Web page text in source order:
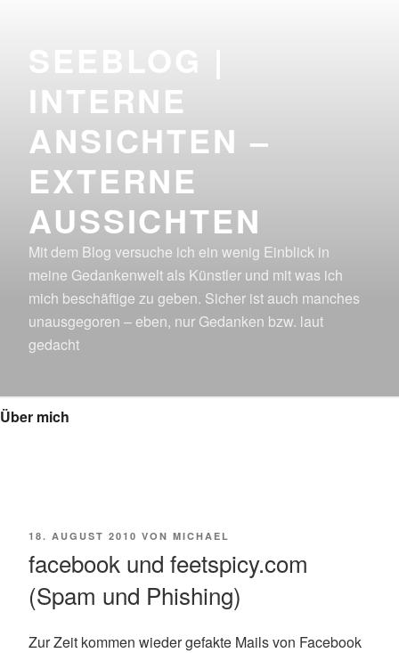
INTERNE
ANSICHTEN –
EXTERNE
AUSSICHTEN
Mit dem Blog versuche ich ein wenig Einblick in
meine Gedankenwelt als Künstler und mit was ich
mich beschäftige zu geben. Sicher ist auch manches
unausgegoren – eben, nur Gedanken bzw. laut
gedacht
Über mich
VERÖFFENTLICHT
18. AUGUST 2010 VON MICHAEL
facebook und feetspicy.com
(Spam und Phishing)
Zur Zeit kommen wieder gefakte Mails von Facebook